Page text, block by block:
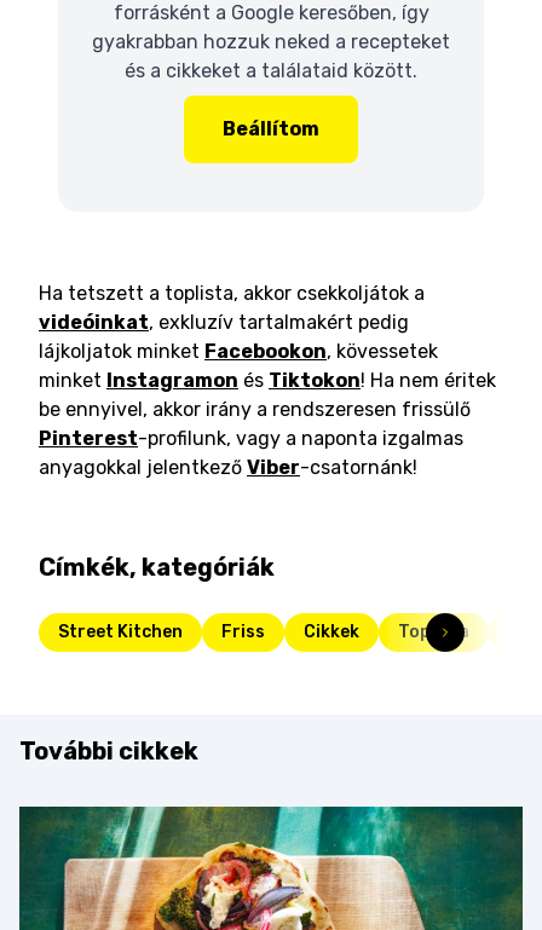
forrásként a Google keresőben, így
gyakrabban hozzuk neked a recepteket
és a cikkeket a találataid között.
Beállítom
Ha tetszett a toplista, akkor csekkoljátok a
videóinkat, exkluzív tartalmakért pedig
lájkoljatok minket Facebookon, kövessetek
minket Instagramon és Tiktokon! Ha nem éritek
be ennyivel, akkor irány a rendszeresen frissülő
Pinterest-profilunk, vagy a naponta izgalmas
anyagokkal jelentkező Viber-csatornánk!
Címkék, kategóriák
Street Kitchen Friss Cikkek Toplista
További cikkek